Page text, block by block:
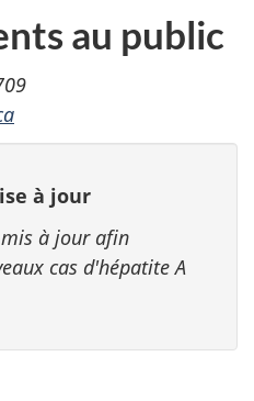
au public
à jour
à jour afin
cas d'hépatite A